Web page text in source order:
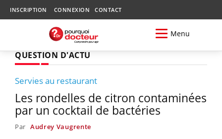
INSCRIPTION CONNEXION CONTACT
Menu
QUESTION D'ACTU
Servies au restaurant
Les rondelles de citron contaminées
par un cocktail de bactéries
Par Audrey Vaugrente